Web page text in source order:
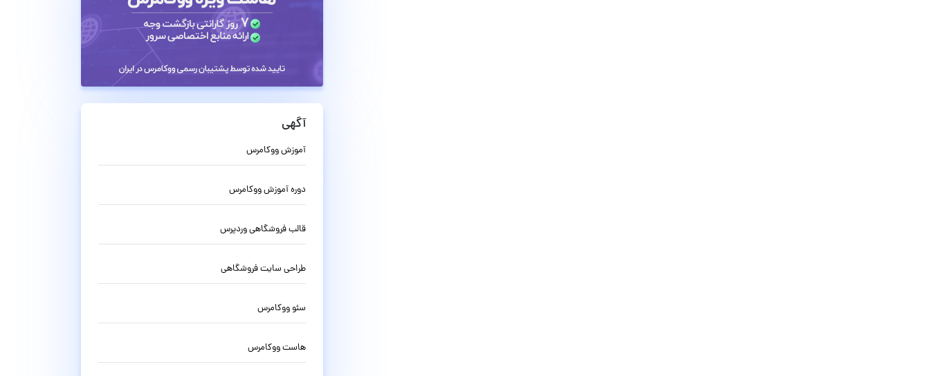
آگهی
آموزش ووکامرس
دوره آموزش ووکامرس
قالب فروشگاهی وردپرس
طراحی سایت فروشگاهی
سئو ووکامرس
هاست ووکامرس